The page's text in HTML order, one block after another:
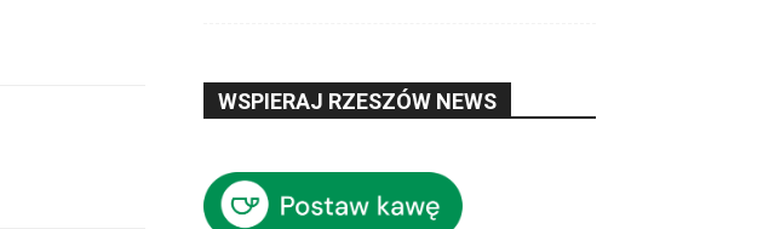
WSPIERAJ RZESZÓW NEWS